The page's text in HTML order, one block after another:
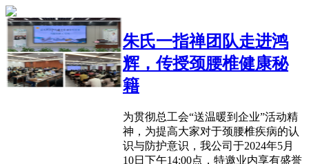
朱氏一指禅团队走进鸿
辉，传授颈腰椎健康秘
籍
为贯彻总工会“送温暖到企业”活动精
神，为提高大家对于颈腰椎疾病的认
识与防护意识，我公司于2024年5月
10日下午14:00点，特邀业内享有盛誉